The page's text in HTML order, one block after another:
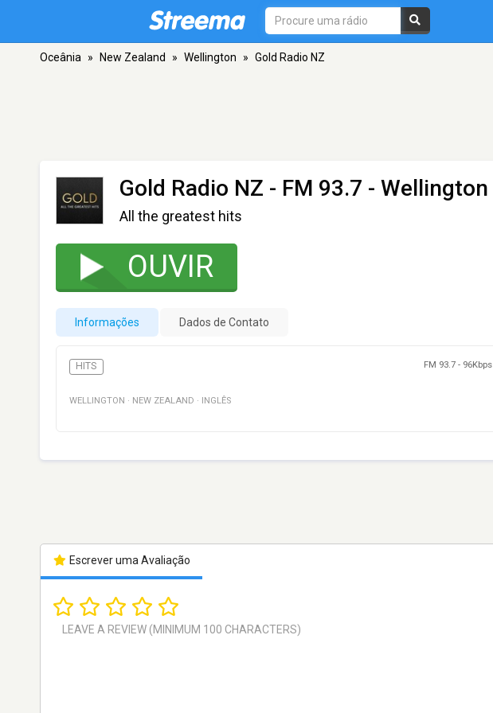
Oceânia » New Zealand » Wellington » Gold Radio NZ
Gold Radio NZ - FM 93.7 - Wellington
All the greatest hits
OUVIR
Informações Dados de Contato
HITS FM 93.7 - 96Kbps
WELLINGTON · NEW ZEALAND · INGLÊS
Escrever uma Avaliação